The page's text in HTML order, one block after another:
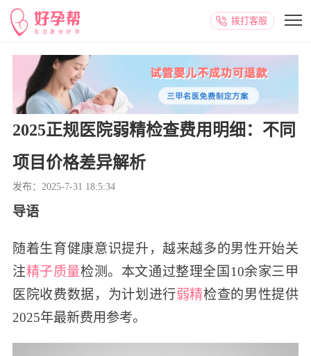
拨打客服
2025正规医院弱精检查费用明细：不同
项目价格差异解析
发布：2025-7-31 18:5:34
导语
随着生育健康意识提升，越来越多的男性开始关
注精子质量检测。本文通过整理全国10余家三甲
医院收费数据，为计划进行弱精检查的男性提供
2025年最新费用参考。